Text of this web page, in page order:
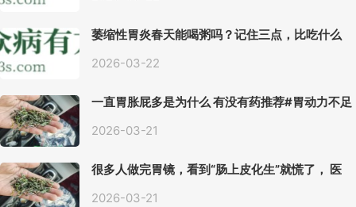
萎缩性胃炎春天能喝粥吗？记住三点，比吃什么
2026-03-22
一直胃胀屁多是为什么 有没有药推荐#胃动力不足
2026-03-21
很多人做完胃镜，看到“肠上皮化生”就慌了， 医
重？
2026-03-21